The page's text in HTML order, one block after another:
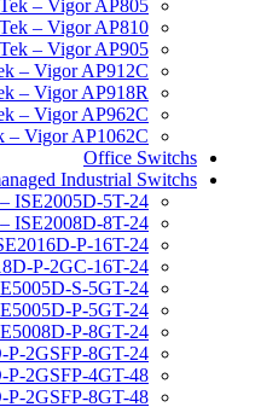
– Vigor AP805
– Vigor AP810
– Vigor AP905
– Vigor AP912C
– Vigor AP918R
– Vigor AP962C
– Vigor AP1062C
Office Switchs
Industrial Switchs
ISE2005D-5T-24
ISE2008D-8T-24
P-16T-24
P-2GC-16T-24
S-5GT-24
P-5GT-24
P-8GT-24
P-2GSFP-8GT-24
P-2GSFP-4GT-48
P-2GSFP-8GT-48